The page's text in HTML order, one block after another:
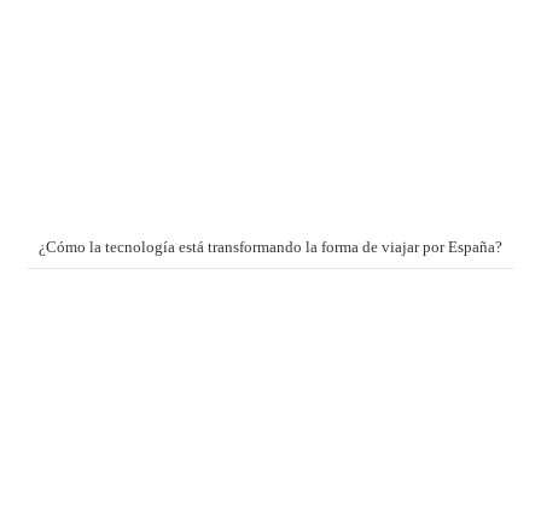
¿Cómo la tecnología está transformando la forma de viajar por España?